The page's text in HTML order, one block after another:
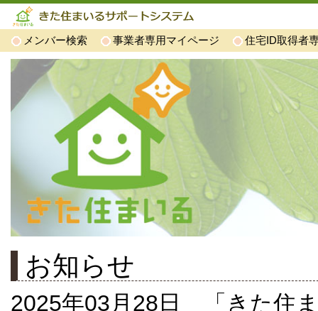
メンバー検索 事業者専用マイページ 住宅ID取得者
お知らせ
2025年03月28日
「きた住